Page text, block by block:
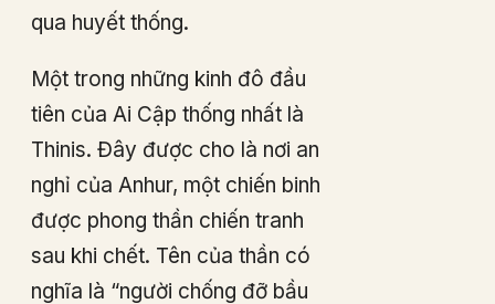
qua huyết thống.
Một trong những kinh đô đầu
tiên của Ai Cập thống nhất là
Thinis. Đây được cho là nơi an
nghỉ của Anhur, một chiến binh
được phong thần chiến tranh
sau khi chết. Tên của thần có
nghĩa là “người chống đỡ bầu